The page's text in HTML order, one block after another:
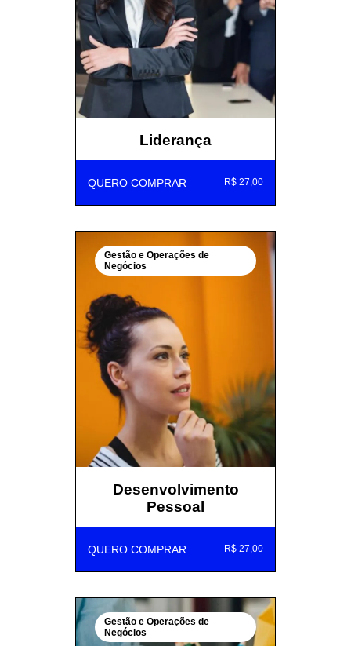
Liderança
QUERO COMPRAR R$ 27,00
Gestão e Operações de
Negócios
Desenvolvimento
Pessoal
QUERO COMPRAR R$ 27,00
Gestão e Operações de
Negócios